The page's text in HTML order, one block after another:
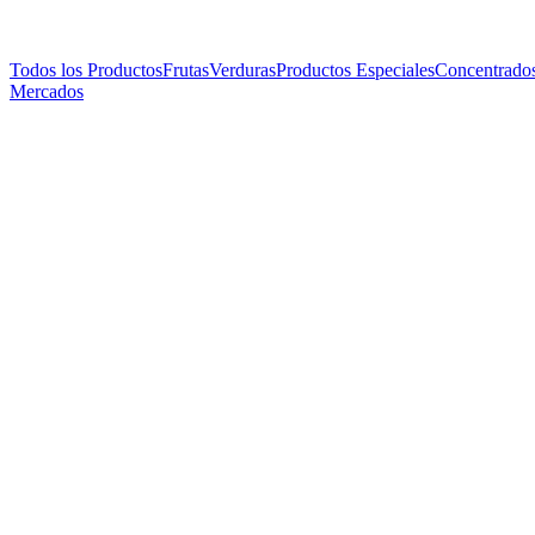
Todos los ProductosFrutasVerdurasProductos Especiales
Mercados